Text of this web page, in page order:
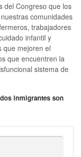
del Congreso que los
comunidades
trabajadores
infantil y
que mejoren el
que encuentren la
sistema de
inmigrantes son